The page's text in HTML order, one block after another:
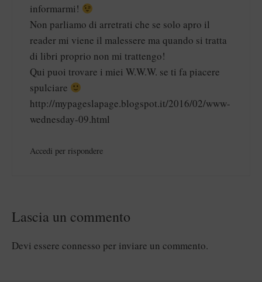
informarmi!
Non parliamo di arretrati che se solo apro il
reader mi viene il malessere ma quando si tratta
di libri proprio non mi trattengo!
Qui puoi trovare i miei W.W.W. se ti fa piacere
spulciare
http://mypageslapage.blogspot.it/2016/02/www-
wednesday-09.html
Accedi per rispondere
Lascia un commento
Devi essere connesso per inviare un commento.